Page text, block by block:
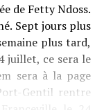
de Fetty Ndoss.
Sept jours plus
plus tard,
juillet, ce sera le
sera à la page
Gentil rentre